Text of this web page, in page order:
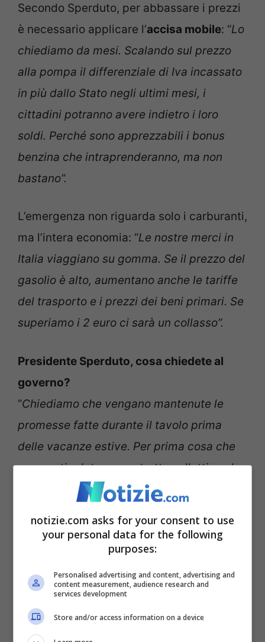
Secondo Sperduto, per abbassare i prezzi
è necessario applicare l’accisa mobile: “Lo
chiediamo da mesi. Scalando sul prezzo
alla pompa il differenziale di Iva incassato
in più dallo Stato negli ultimi mesi, i
cittadini potranno avere indietro i loro
soldi. Perché sono apprezzabili i bonus
benzina che intraprenderanno, ma non
bastano”.
L’emergenza non riguarda solo i carburanti,
ma l’intera economia: “Le nostre merci in
Italia viaggiano su gomma. Se il prezzo del
gasolio è alto, aumentano anche le tariffe
del trasporto e i prezzi dei beni primari. Se
superiamo i 2 euro ci sarà un collasso”.
Presidente Sperduto, cosa chiedete al
governo?
“Chiediamo che vengano mantenute le
promesse fatte durante il tavolo prima
delle vacanze estive. Per prima cosa che
venga stipulato un contratto collettivo che
valga per tutti. I gestori svolgono lo stesso
Non è ammissibile che un collega
percepisca 2,5 centesimi e un altro 5. Un
contratto collettivo potrebbe aiutare anche
a combattere l’illegalità petrolifera.
L’ultimo scandalo è di qualche giorno fa e
riguarda società che fatturano falsi,
notizie.com asks for your consent to use
your personal data for the following
purposes:
Personalised advertising and content, advertising and
content measurement, audience research and
services development
Store and/or access information on a device